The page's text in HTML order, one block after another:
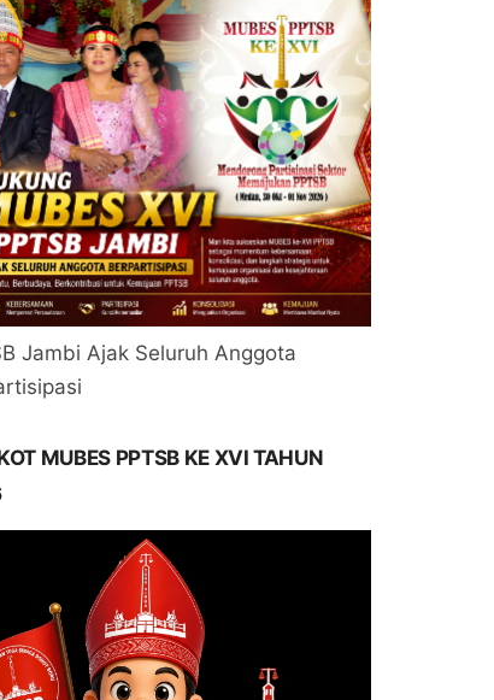
Jambi Ajak Seluruh Anggota
MUBES PPTSB KE XVI TAHUN